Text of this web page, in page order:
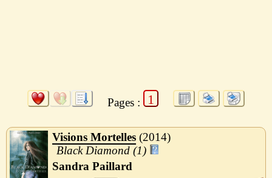
Pages : 1
Visions Mortelles 2014
Black Diamond (1)
Sandra Paillard